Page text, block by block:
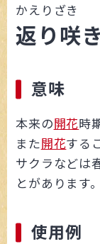
かえりざき
返り咲き
意味
本来の開花時
また開花する
サクラなどは
とがあります。
使用例